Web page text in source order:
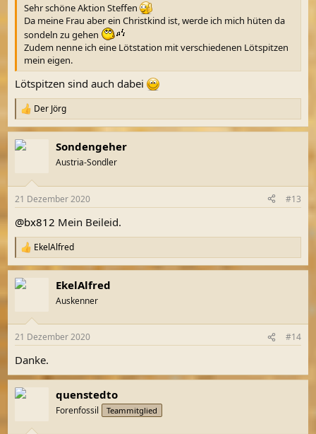
Sehr schöne Aktion Steffen
Da meine Frau aber ein Christkind ist, werde ich mich hüten da
sondeln zu gehen
Zudem nenne ich eine Lötstation mit verschiedenen Lötspitzen
mein eigen.
Lötspitzen sind auch dabei
R
e
a
k
e
:
Der Jörg
Sondengeher
Austria-Sondler
21 Dezember 2020 #13
@bx812 Mein Beileid.
R
e
a
k
e
:
EkelAlfred
EkelAlfred
Auskenner
21 Dezember 2020 #14
Danke.
quenstedto
Forenfossil Teammitglied